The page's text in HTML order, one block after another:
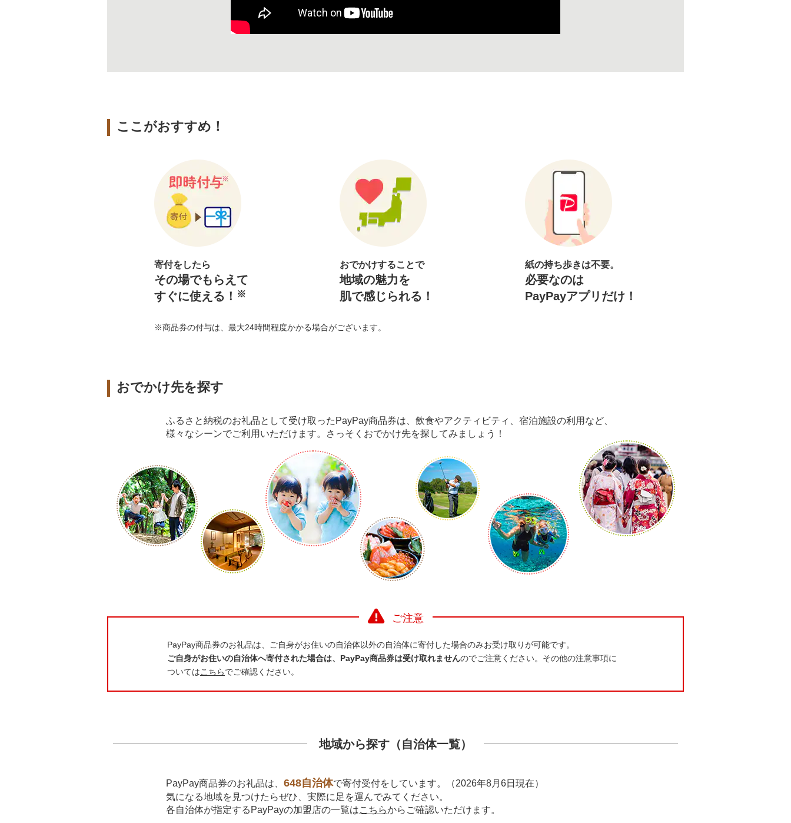
ここがおすすめ！
寄付をしたら
その場でもらえて
すぐに使える！ ※
おでかけすることで
地域の魅力を
肌で感じられる！
紙の持ち歩きは不要。
必要なのは
PayPayアプリだけ！
※商品券の付与は、最大24時間程度かかる場合がございます。
おでかけ先を探す
ふるさと納税のお礼品として受け取ったPayPay商品券は、飲食やアクティビティ、宿泊施設の利用など、
様々なシーンでご利用いただけます。さっそくおでかけ先を探してみましょう！
ご注意
PayPay商品券のお礼品は、ご自身がお住いの自治体以外の自治体に寄付した場合のみお受け取りが可能です。
ご自身がお住いの自治体へ寄付された場合は、PayPay商品券は受け取れませんのでご注意ください。その他の注意事項に
ついてはこちらでご確認ください。
地域から探す（自治体一覧）
PayPay商品券のお礼品は、 648自治体で寄付受付をしています。（2026年8月6日 現在）
気になる地域を見つけたらぜひ、実際に足を運んでみてください。
各自治体が指定するPayPayの加盟店の一覧はこちらからご確認いただけます。